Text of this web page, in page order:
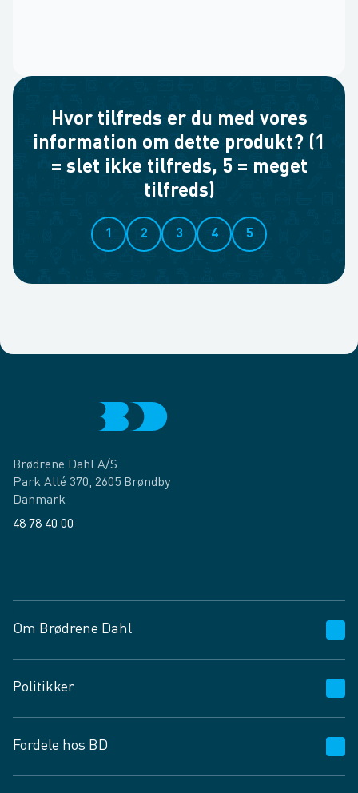
Hvor tilfreds er du med vores
information om dette produkt? (1
= slet ikke tilfreds, 5 = meget
tilfreds)
1 2 3 4 5
Brødrene Dahl A/S
Park Allé 370, 2605 Brøndby
Danmark
48 78 40 00
Om Brødrene Dahl
Vagttelefon 30 10 89 89
Spørgsmål og svar
Job og karriere
Fødevarekontrolrapport
Politikker
Privatlivspolitik
Cookies
Fordele hos BD